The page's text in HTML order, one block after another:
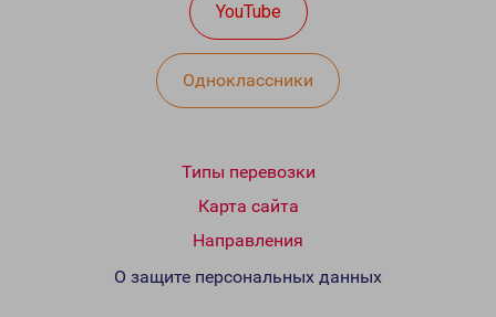
YouTube
Одноклассники
Типы перевозки
Карта сайта
Направления
О защите персональных данных